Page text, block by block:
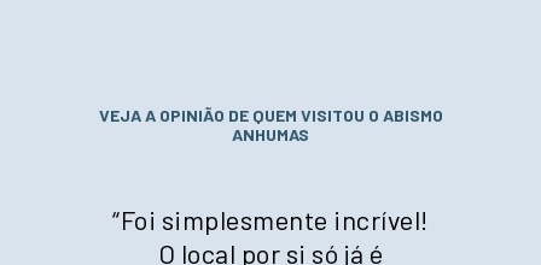
VEJA A OPINIÃO DE QUEM VISITOU O ABISMO
ANHUMAS
“Foi simplesmente incrível!
O local por si só já é